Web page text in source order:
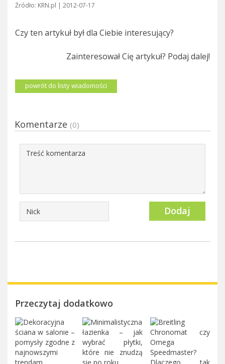
Źródło: KRN.pl | 2012-07-17
Czy ten artykuł był dla Ciebie interesujący?
Zainteresował Cię artykuł? Podaj dalej!
powrót do listy wiadomości
Komentarze (0)
Dodaj
Przeczytaj dodatkowo